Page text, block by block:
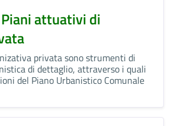
attuativi di
privata sono strumenti di
di dettaglio, attraverso i quali
del Piano Urbanistico Comunale